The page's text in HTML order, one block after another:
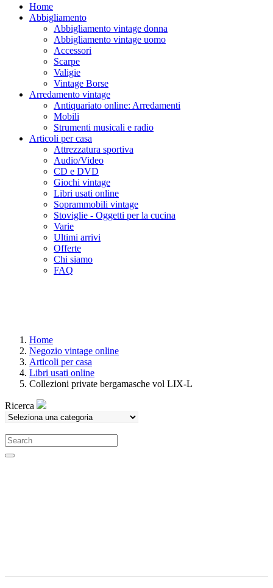
Home
Abbigliamento
Abbigliamento vintage donna
Abbigliamento vintage uomo
Accessori
Scarpe
Valigie
Vintage Borse
Arredamento vintage
Antiquariato online: Arredamenti
Mobili
Strumenti musicali e radio
Articoli per casa
Attrezzatura sportiva
Audio/Video
CD e DVD
Giochi vintage
Libri usati online
Soprammobili vintage
Stoviglie - Oggetti per la cucina
Varie
Ultimi arrivi
Offerte
Chi siamo
FAQ
Home
Negozio vintage online
Articoli per casa
Libri usati online
Collezioni private bergamasche vol LIX-L
Ricerca
Search